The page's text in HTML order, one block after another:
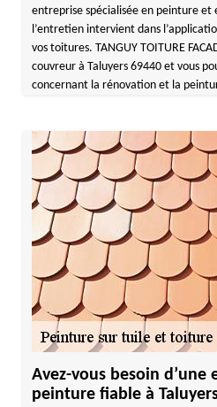
entreprise spécialisée en peinture et
l’entretien intervient dans
vos toitures. TANGUY TOITURE
couvreur à Taluyers 69440 et vous
concernant la rénovation et la
Avez-vous besoin d’une
peinture fiable à